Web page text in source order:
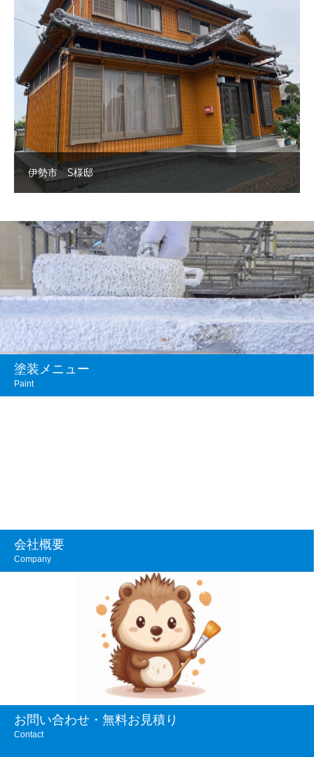
伊勢市 S様邸
塗装メニュー
Paint
会社概要
Company
お問い合わせ・無料お見積り
Contact